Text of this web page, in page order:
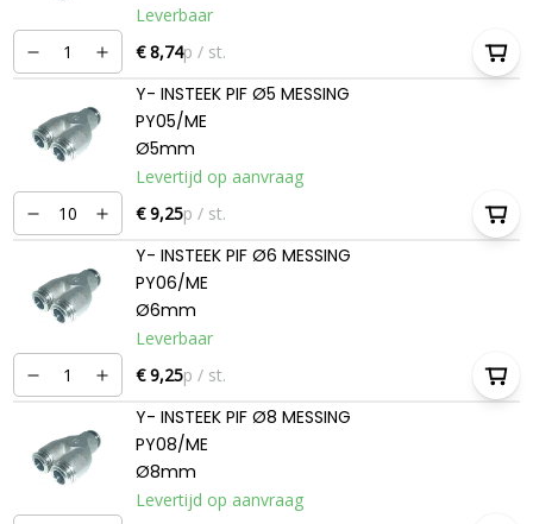
Leverbaar
€ 8,74p / st.
Y- INSTEEK PIF Ø5 MESSING
PY05/ME
Ø5mm
Levertijd op aanvraag
€ 9,25p / st.
Y- INSTEEK PIF Ø6 MESSING
PY06/ME
Ø6mm
Leverbaar
€ 9,25p / st.
Y- INSTEEK PIF Ø8 MESSING
PY08/ME
Ø8mm
Levertijd op aanvraag